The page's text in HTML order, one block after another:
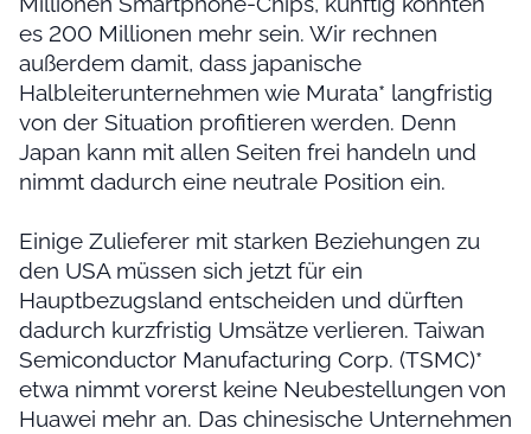
es 200 Millionen mehr sein. Wir rechnen
außerdem damit, dass japanische
Halbleiterunternehmen wie Murata* langfristig
von der Situation profitieren werden. Denn
Japan kann mit allen Seiten frei handeln und
nimmt dadurch eine neutrale Position ein.
Einige Zulieferer mit starken Beziehungen zu
den USA müssen sich jetzt für ein
Hauptbezugsland entscheiden und dürften
dadurch kurzfristig Umsätze verlieren. Taiwan
Semiconductor Manufacturing Corp. (TSMC)*
etwa nimmt vorerst keine Neubestellungen von
Huawei mehr an. Das chinesische Unternehmen